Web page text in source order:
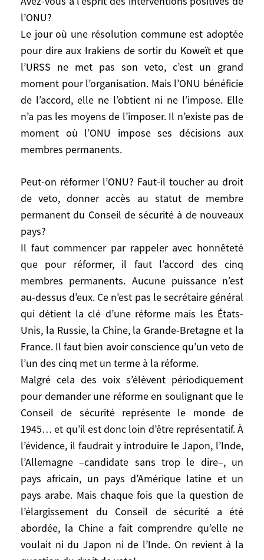
l’ONU?
Le jour où une résolution commune est adoptée
pour dire aux Irakiens de sortir du Koweït et que
l’URSS ne met pas son veto, c’est un grand
moment pour l’organisation. Mais l’ONU bénéficie
de l’accord, elle ne l’obtient ni ne l’impose. Elle
n’a pas les moyens de l’imposer. Il n’existe pas de
moment où l’ONU impose ses décisions aux
membres permanents.
Peut-on réformer l’ONU? Faut-il toucher au droit
de veto, donner accès au statut de membre
permanent du Conseil de sécurité à de nouveaux
pays?
Il faut commencer par rappeler avec honnêteté
que pour réformer, il faut l’accord des cinq
membres permanents. Aucune puissance n’est
au-dessus d’eux. Ce n’est pas le secrétaire général
qui détient la clé d’une réforme mais les États-
Unis, la Russie, la Chine, la Grande-Bretagne et la
France. Il faut bien avoir conscience qu’un veto de
l’un des cinq met un terme à la réforme.
Malgré cela des voix s’élèvent périodiquement
pour demander une réforme en soulignant que le
Conseil de sécurité représente le monde de
1945… et qu’il est donc loin d’être représentatif. À
l’évidence, il faudrait y introduire le Japon, l’Inde,
l’Allemagne –candidate sans trop le dire–, un
pays africain, un pays d’Amérique latine et un
pays arabe. Mais chaque fois que la question de
l’élargissement du Conseil de sécurité a été
abordée, la Chine a fait comprendre qu’elle ne
voulait ni du Japon ni de l’Inde. On revient à la
en se coupant des Occidentaux dont il
avait besoin pour que réussisse la
perestroïka. Avant même la fin de l’URSS, il
y a eu accord du Conseil de sécurité pour
dire à Saddam: «Vous sortez ou on vous
sort.» Ce n’est pas parce que l’ONU s’est
mise à bien marcher, mais comme les
grandes puissances voulaient bien
travailler ensemble, le cadre naturel était
l’ONU. On est entré dans une période
perpétuel.
positives de l’ONU?
Le jour où une résolution commune est
adoptée pour dire aux Irakiens de sortir du
Koweït et que l’URSS ne met pas son veto,
c’est un grand moment pour l’organisation.
Mais l’ONU bénéficie de l’accord, elle ne
l’obtient ni ne l’impose. Elle n’a pas les
moyens de l’imposer. Il n’existe pas de
moment où l’ONU impose ses décisions
aux membres permanents.
Peut-on réformer l’ONU? Faut-il toucher au
droit de veto, donner accès au statut de
membre permanent du Conseil de sécurité
à de nouveaux pays?
Il faut commencer par rappeler avec
honnêteté que pour réformer, il faut
l’accord des cinq membres permanents.
Aucune puissance n’est au-dessus d’eux.
Ce n’est pas le secrétaire général qui
détient la clé d’une réforme mais les États-
Unis, la Russie, la Chine, la Grande-